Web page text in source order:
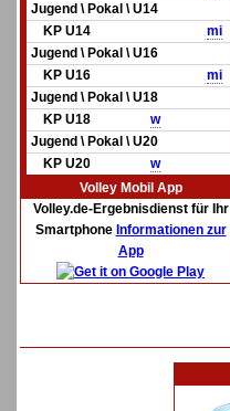
Jugend \ Pokal \ U14
KP U14
mi
Jugend \ Pokal \ U16
KP U16
mi
Jugend \ Pokal \ U18
KP U18
w
Jugend \ Pokal \ U20
KP U20
w
Volley Mobil App
Volley.de-Ergebnisdienst für Ihr
Smartphone Informationen zur
App